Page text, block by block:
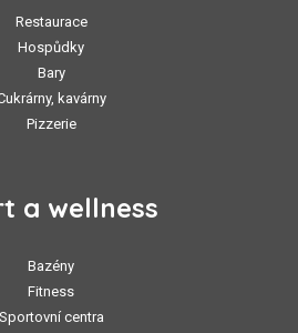
Restaurace
Hospůdky
Bary
kavárny
Pizzerie
a wellness
Bazény
Fitness
Sportovní centra